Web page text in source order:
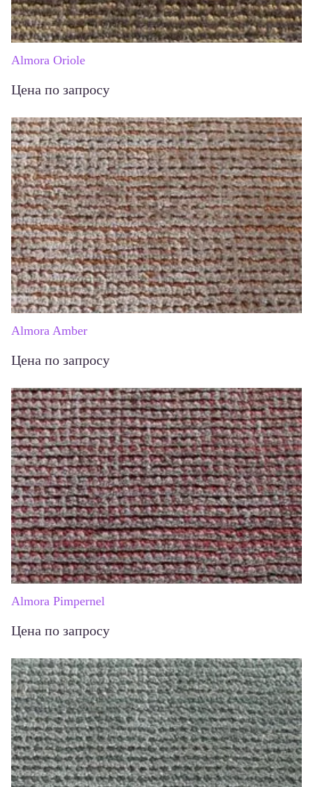
Almora Oriole
Цена по запросу
Almora Amber
Цена по запросу
Almora Pimpernel
Цена по запросу